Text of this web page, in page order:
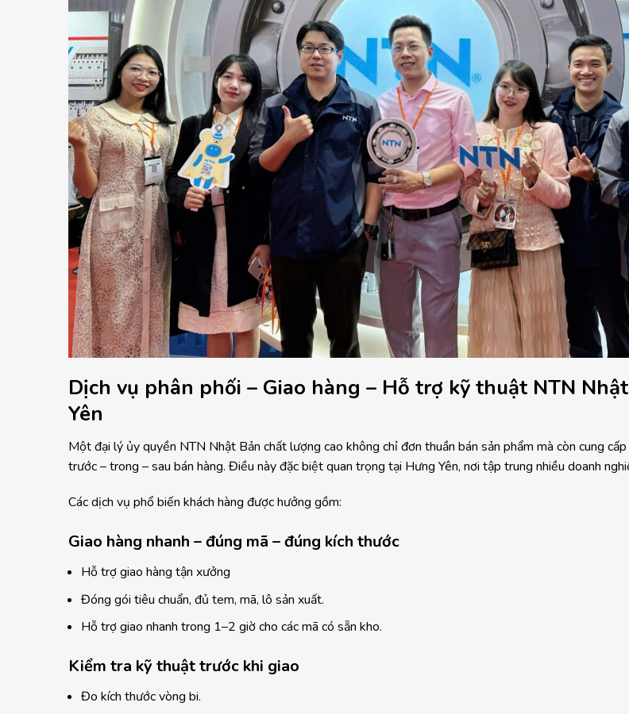
Dịch vụ phân phối – Giao hàng – Hỗ trợ kỹ thuật NTN
Yên
Một đại lý ủy quyền NTN Nhật Bản chất lượng cao không chỉ đơn thuần bán sản phẩm mà còn cung
trước – trong – sau bán hàng. Điều này đặc biệt quan trọng tại Hưng Yên, nơi tập trung nhiều doanh
Các dịch vụ phổ biến khách hàng được hưởng gồm:
Giao hàng nhanh – đúng mã – đúng kích thước
Hỗ trợ giao hàng tận xưởng
Đóng gói tiêu chuẩn, đủ tem, mã, lô sản xuất.
Hỗ trợ giao nhanh trong 1–2 giờ cho các mã có sẵn kho.
Kiểm tra kỹ thuật trước khi giao
Đo kích thước vòng bi.